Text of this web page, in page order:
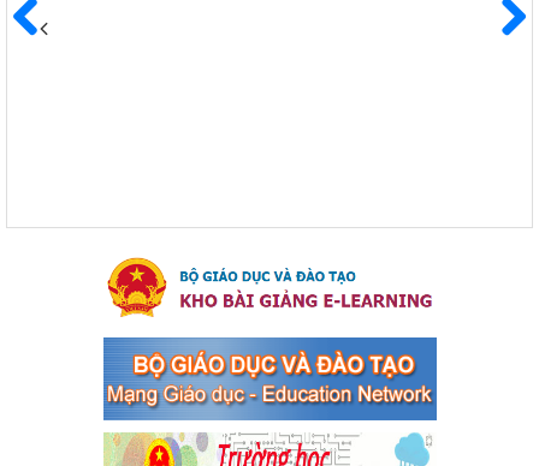
Kế hoạch Triển khai công tác tuyên truyền, đảm bảo trật tự,
an toàn giao thông năm 2024 tại các cơ sở giáo dục trên địa
của Thủ tướng Chính phủ về tăng cường phòng ngừa, đấu
tranh tội phạm, vi phạm pháp luật liên quan đến hoạt động
tổ chức đánh bạc và đánh bạc
Kế hoạch thực hiện Chỉ thị số 16/CT-TTg ngày 27/05/2023 của
phạm, vi phạm pháp luật liên quan đến hoạt động tổ chức đánh
bạc và đánh bạc
Ngày ban hành: 04/03/2024
Kế hoạch Tổ chức Hội trại truyền thống học sinh thị xã Bến